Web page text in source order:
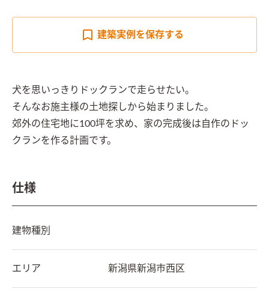
建築実例を保存する
犬を思いっきりドックランで走らせたい。
そんなお施主様の土地探しから始まりました。
郊外の住宅地に100坪を求め、家の完成後は自作のドッ
クランを作る計画です。
仕様
建物種別
エリア 新潟県新潟市西区